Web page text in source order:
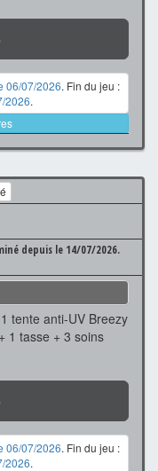
06/07/2026. Fin du jeu :
2026.
depuis le 14/07/2026.
tente anti-UV Breezy
1 tasse + 3 soins
06/07/2026. Fin du jeu :
2026.